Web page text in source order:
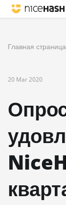
Главная
20 Mar 2020